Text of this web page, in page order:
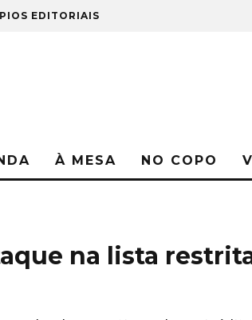
EDITORIAIS
À MESA NO COPO
na lista